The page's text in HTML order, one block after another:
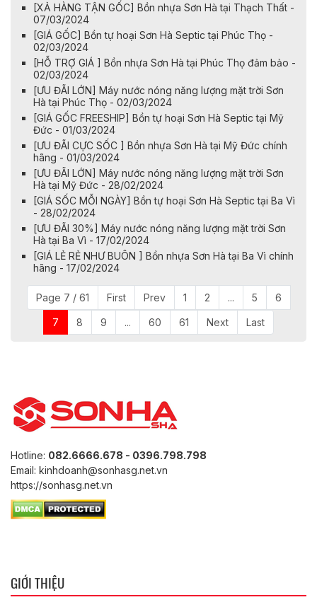
[XẢ HÀNG TẬN GỐC] Bồn nhựa Sơn Hà tại Thạch Thất -
07/03/2024
[GIÁ GỐC] Bồn tự hoại Sơn Hà Septic tại Phúc Thọ -
02/03/2024
[HỖ TRỢ GIÁ ] Bồn nhựa Sơn Hà tại Phúc Thọ đảm bảo -
02/03/2024
[ƯU ĐÃI LỚN] Máy nước nóng năng lượng mặt trời Sơn
Hà tại Phúc Thọ - 02/03/2024
[GIÁ GỐC FREESHIP] Bồn tự hoại Sơn Hà Septic tại Mỹ
Đức - 01/03/2024
​​​​[ƯU ĐÃI CỰC SỐC ] Bồn nhựa Sơn Hà tại Mỹ Đức chính
hãng - 01/03/2024
[ƯU ĐÃI LỚN] Máy nước nóng năng lượng mặt trời Sơn
Hà tại Mỹ Đức - 28/02/2024
[GIÁ SỐC MỖI NGÀY] Bồn tự hoại Sơn Hà Septic tại Ba Vì
- 28/02/2024
[ƯU ĐÃI 30%] Máy nước nóng năng lượng mặt trời Sơn
Hà tại Ba Vì - 17/02/2024
[GIÁ LẺ RẺ NHƯ BUÔN ] Bồn nhựa Sơn Hà tại Ba Vì chính
hãng - 17/02/2024
Page 7 / 61 First Prev 1 2 ... 5 6
7 8 9 ... 60 61 Next Last
Hotline: 082.6666.678 - 0396.798.798
Email: kinhdoanh@sonhasg.net.vn
https://sonhasg.net.vn
GIỚI THIỆU